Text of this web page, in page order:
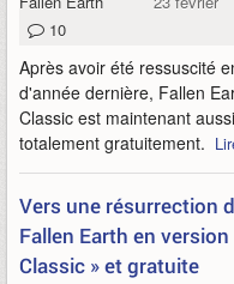
10
Après avoir été ressuscité
d'année dernière, Fallen
Classic est maintenant
totalement gratuitement.
Vers une résurrection
Fallen Earth en version
Classic » et gratuite